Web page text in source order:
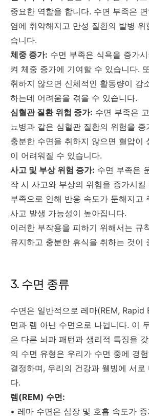
중요한 역할을 합니다. 수면 부족은
염에 취약해지고 만성 질환의 발병 위
습니다.
체중 증가: 수면 부족은 식욕을 증가
켜 체중 증가에 기여할 수 있습니다.
취하지 않으면 신체적인 활동량이 감
하는데 어려움을 겪을 수 있습니다.
심혈관 질환 위험 증가: 수면 부족은
뇨병과 같은 심혈관 질환의 위험을 증
충분한 수면을 취하지 않으면 혈압이
이 어려워질 수 있습니다.
사고 및 부상 위험 증가: 수면 부족은
작 시 사고와 부상의 위험을 증가시킬
부족으로 인해 반응 속도가 둔해지고
사고 발생 가능성이 높아집니다.
이러한 부작용을 피하기 위해서는 규
유지하고 충분한 휴식을 취하는 것이
3. 수면 종류
수면은 일반적으로 레마(REM,
면과 렘 아닌 수면으로 나뉩니다. 이
은 다른 뇌파 패턴과 생리적 특징을
의 수면 유형은 우리가 수면 중에 경
결정하며, 우리의 건강과 웰빙에 서로
다.
렘(REM) 수면:
• 레마 수면은 심장 및 호흡 속도가